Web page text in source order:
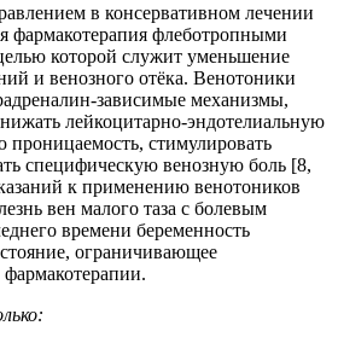
в консервативном лечении
фармакотерапия флеботропными
которой служит уменьшение
и венозного отёка. Венотоники
зависимые механизмы,
лейкоцитарно-эндотелиальную
стимулировать
специфическую венозную боль [8,
к применению венотоников
вен малого таза с болевым
времени беременность
ограничивающее